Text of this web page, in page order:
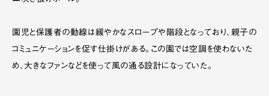
園児と保護者の動線は緩やかなスロープや階段となっており、親子の
コミュニケーションを促す仕掛けがある。この園では空調を使わないた
め、大きなファンなどを使って風の通る設計になっていた。